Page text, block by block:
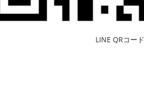
LINE QRコード